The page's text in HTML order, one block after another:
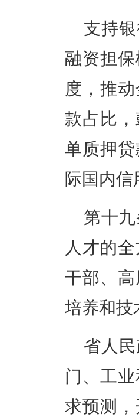
支持
融资担
度，推
款占比
单质押
际国内
第十
人才的
干部、
培养和技
省人
门、工
求预测